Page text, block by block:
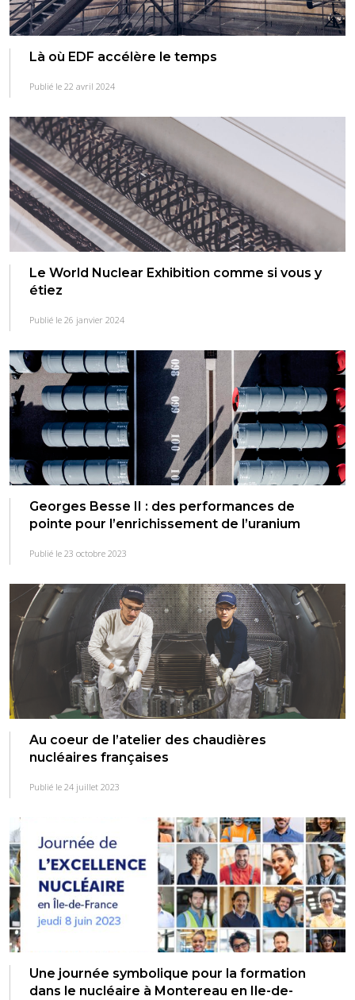
Là où EDF accélère le temps
Publié le 22 avril 2024
Le World Nuclear Exhibition comme si vous y
étiez
Publié le 26 janvier 2024
Georges Besse II : des performances de
pointe pour l’enrichissement de l’uranium
Publié le 23 octobre 2023
Au coeur de l’atelier des chaudières
nucléaires françaises
Publié le 24 juillet 2023
Une journée symbolique pour la formation
dans le nucléaire à Montereau en Ile-de-